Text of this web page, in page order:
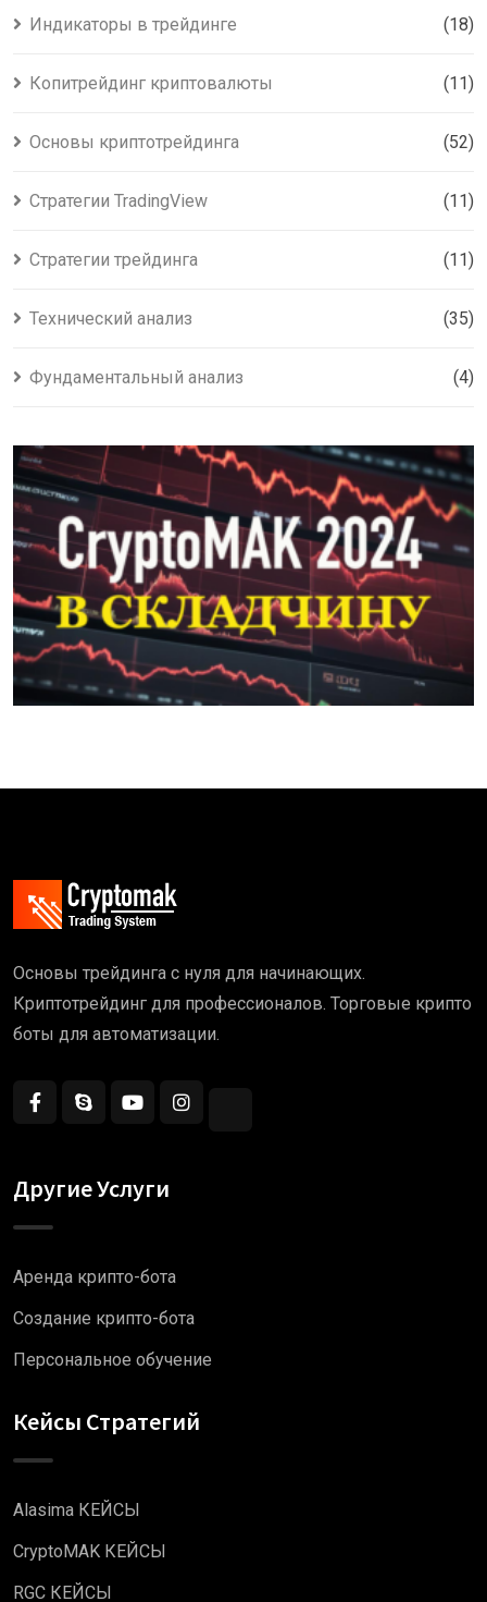
Индикаторы в трейдинге (18)
Копитрейдинг криптовалюты (11)
Основы криптотрейдинга (52)
Стратегии TradingView (11)
Стратегии трейдинга (11)
Технический анализ (35)
Фундаментальный анализ (4)
Основы трейдинга с нуля для начинающих.
Криптотрейдинг для профессионалов. Торговые крипто
боты для автоматизации.
Другие Услуги
Аренда крипто-бота
Создание крипто-бота
Персональное обучение
Кейсы Стратегий
Alasima КЕЙСЫ
CryptoMAK КЕЙСЫ
RGC КЕЙСЫ